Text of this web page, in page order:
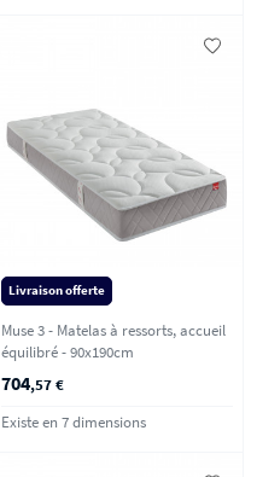
Livraison offerte
Muse 3 - Matelas à ressorts, accueil
équilibré - 90x190cm
704,57 €
Existe en 7 dimensions